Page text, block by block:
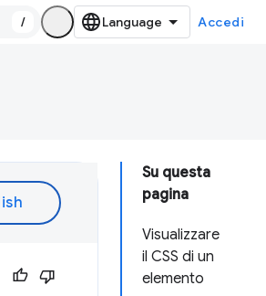
/ Accedi
Su questa
pagina
Visualizzare
il CSS di un
elemento